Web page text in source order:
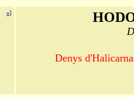
»]
Denys